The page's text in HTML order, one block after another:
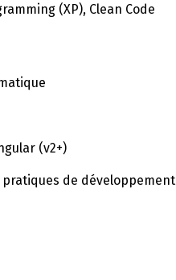
(XP), Clean Code
(v2+)
de développement